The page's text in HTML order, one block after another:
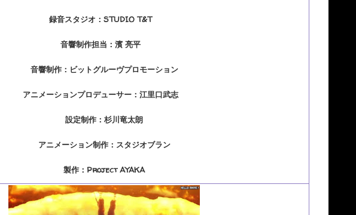
録音スタジオ：STUDIO T&T
音響制作担当：濱 亮平
音響制作：ビットグルーヴプロモーション
アニメーションプロデューサー：江里口武志
設定制作：杉川竜太朗
アニメーション制作：スタジオブラン
製作：Project AYAKA